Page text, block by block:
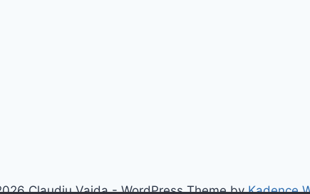
Claudiu Vaida - WordPress Theme byKadence